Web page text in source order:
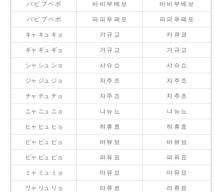
バ ビ ブ ベ ボ 바 비 부 베 보 바 비 부 베 보
パ ピ プ ペ ポ 파 피 푸 페 포 파 피 푸 페 포
キャ キュ キョ 갸 규 교 캬 큐 쿄
ギャ ギュ ギョ 갸 규 교 갸 규 교
シャ シュ ショ 샤 슈 쇼 샤 슈 쇼
ジャ ジュ ジョ 자 주 조 자 주 조
チャ チュ チョ 자 주 조 차 추 초
ニャ ニュ ニョ 냐 뉴 뇨 냐 뉴 뇨
ヒャ ヒュ ヒョ 햐 휴 효 햐 휴 효
ビャ ビュ ビョ 뱌 뷰 뵤 뱌 뷰 뵤
ピャ ピュ ピョ 퍄 퓨 표 퍄 퓨 표
ミャ ミュ ミョ 먀 뮤 묘 먀 뮤 묘
リャ リュ リョ 랴 류 료 랴 류 료